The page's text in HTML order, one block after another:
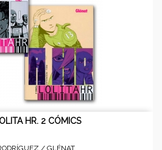
HR. 2 CÓMICS
/ GLÉNAT